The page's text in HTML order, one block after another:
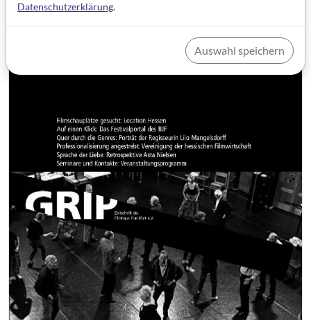
Datenschutzerklärung.
Auswahl speichern